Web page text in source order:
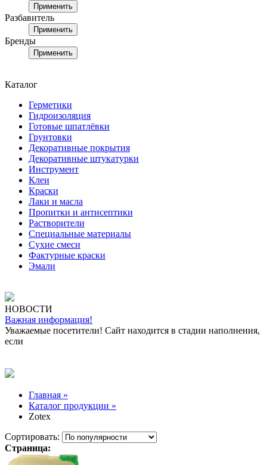
Применить
Разбавитель
Применить
Бренды
Применить
Каталог
Герметики
Гидроизоляция
Готовые шпатлёвки
Грунтовки
Декоративные покрытия
Декоративные штукатурки
Инструмент
Клеи
Краски
Лаки и масла
Пропитки и антисептики
Растворители
Специальные материалы
Сухие смеси
Фактурные краски
Эмали
НОВОСТИ
Важная информация!
Уважаемые посетители! Сайт находится в стадии наполнения,
если
Главная »
Каталог продукции »
Zotex
Сортировать:
Страница: